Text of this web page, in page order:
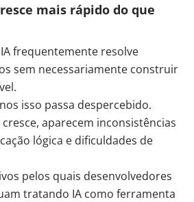
mais rápido do que
frequentemente resolve
sem necessariamente construir
isso passa despercebido.
aparecem inconsistências
lógica e dificuldades de
pelos quais desenvolvedores
tratando IA como ferramenta